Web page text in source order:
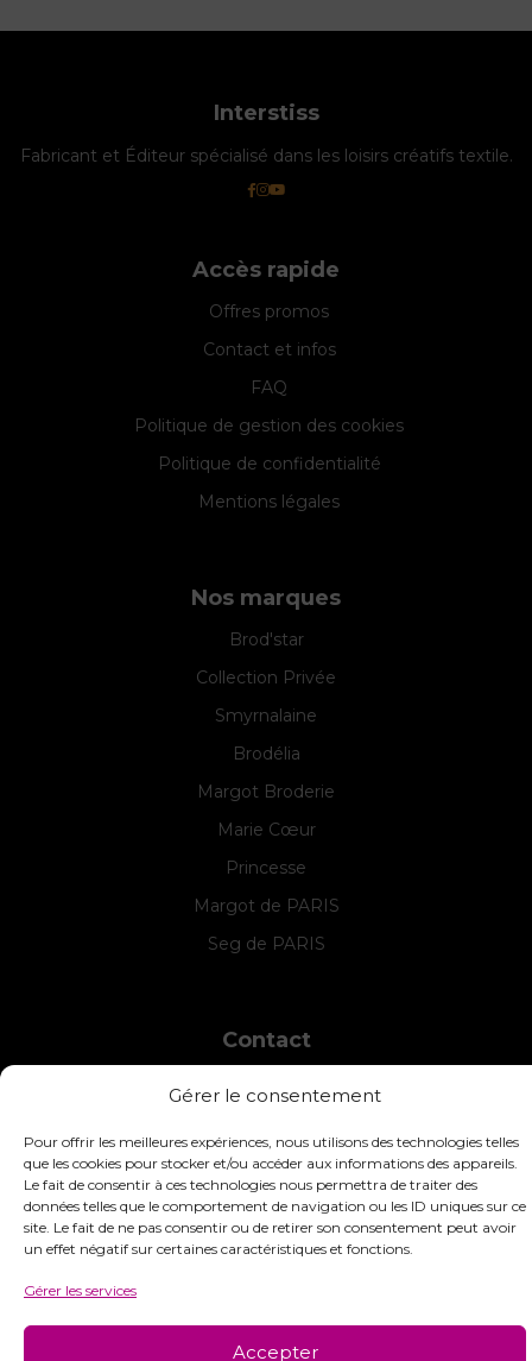
Gérer le consentement
Pour offrir les meilleures expériences, nous utilisons des technologies telles
que les cookies pour stocker et/ou accéder aux informations des appareils.
Le fait de consentir à ces technologies nous permettra de traiter des
données telles que le comportement de navigation ou les ID uniques sur ce
site. Le fait de ne pas consentir ou de retirer son consentement peut avoir
un effet négatif sur certaines caractéristiques et fonctions.
Gérer les services
Accepter
Interstiss
Fabricant et Éditeur spécialisé dans les loisirs créatifs textile.
Accès rapide
Offres promos
Contact et infos
FAQ
Politique de gestion des cookies
Politique de confidentialité
Mentions légales
Nos marques
Brod'star
Collection Privée
Smyrnalaine
Brodélia
Margot Broderie
Marie Cœur
Princesse
Margot de PARIS
Seg de PARIS
Contact
7 Boulevard des Frères Lumière
France
+33 (0)4 74 01 99 80
commandes@interstiss.com
© 2026 Interstiss Loisirs Créatifs. Tous droits réservés.